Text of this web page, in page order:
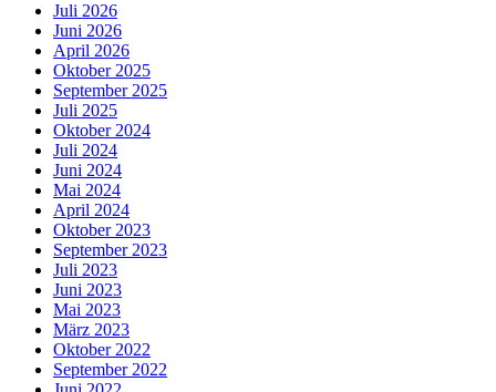
Juli 2026
Juni 2026
April 2026
Oktober 2025
September 2025
Juli 2025
Oktober 2024
Juli 2024
Juni 2024
Mai 2024
April 2024
Oktober 2023
September 2023
Juli 2023
Juni 2023
Mai 2023
März 2023
Oktober 2022
September 2022